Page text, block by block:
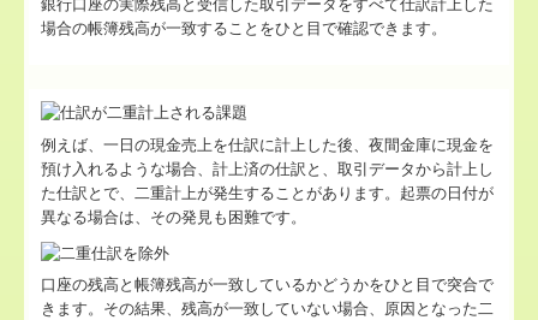
銀行口座の実際残高と受信した取引データをすべて仕訳計上した
場合の帳簿残高が一致することをひと目で確認できます。
例えば、一日の現金売上を仕訳に計上した後、夜間金庫に現金を
預け入れるような場合、計上済の仕訳と、取引データから計上し
た仕訳とで、二重計上が発生することがあります。起票の日付が
異なる場合は、その発見も困難です。
口座の残高と帳簿残高が一致しているかどうかをひと目で突合で
きます。その結果、残高が一致していない場合、原因となった二